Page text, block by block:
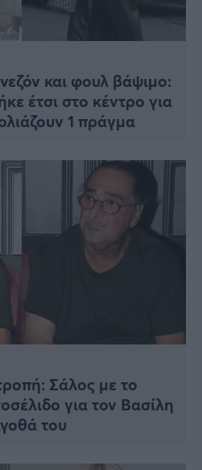
και φουλ βάψιμο:
έτσι στο κέντρο για
1 πράγμα
Σάλος με το
για τον Βασίλη
του